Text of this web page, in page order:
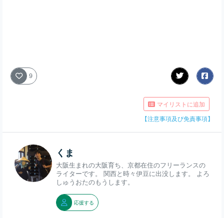
9
マイリストに追加
【注意事項及び免責事項】
くま
大阪生まれの大阪育ち、京都在住のフリーランスの
ライターです。 関西と時々伊豆に出没します。 よろ
しゅうおたのもうします。
応援する